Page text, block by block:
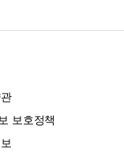
보호정책